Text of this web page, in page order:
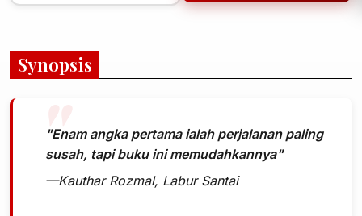
Synopsis
"Enam angka pertama ialah perjalanan paling
susah, tapi buku ini memudahkannya"
—Kauthar Rozmal, Labur Santai